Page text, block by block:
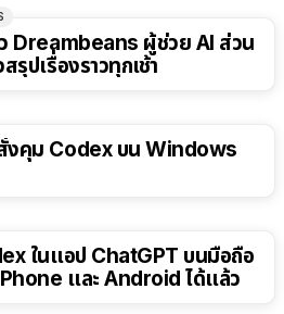
Dreambeans ผู้ช่วย AI ส่วน
รุปเรื่องราวทุกเช้า
งคุม Codex บน Windows
ในแอป ChatGPT บนมือถือ
และ Android ได้แล้ว